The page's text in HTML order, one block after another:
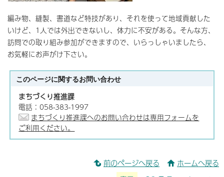
編み物、縫製、書道など特技があり、それを使って地域貢献した
いけど、1人では外出できないし、体力に不安がある。そんな方、
訪問での取り組み参加ができますので、いらっしゃいましたら、
お気軽にお声がけ下さい。
このページに関するお問い合わせ
まちづくり推進課
電話：058-383-1997
まちづくり推進課へのお問い合わせは専用フォームを
ご利用ください。
前のページへ戻る ホームへ戻る